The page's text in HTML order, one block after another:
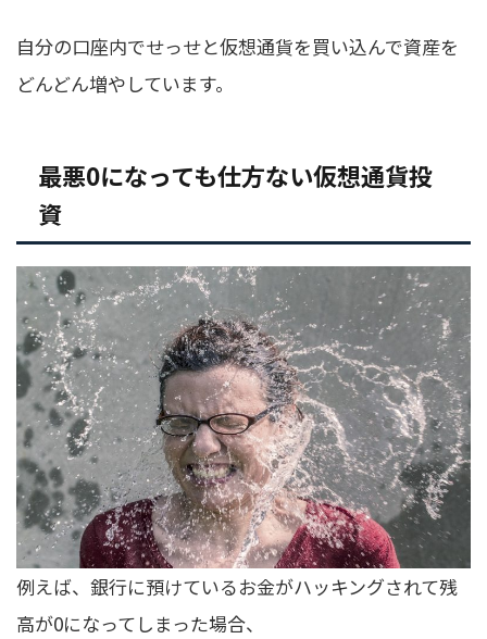
自分の口座内でせっせと仮想通貨を買い込んで資産を
どんどん増やしています。
最悪0になっても仕方ない仮想通貨投
資
例えば、銀行に預けているお金がハッキングされて残
高が0になってしまった場合、